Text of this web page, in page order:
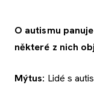
O autismu
některé z nich
Mýtus: Lidé s